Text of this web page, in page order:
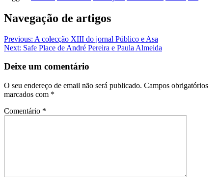
Navegação de artigos
Previous: A colecção XIII do jornal Público e Asa
Next: Safe Place de André Pereira e Paula Almeida
Deixe um comentário
O seu endereço de email não será publicado. Campos obrigatórios
marcados com *
Comentário *